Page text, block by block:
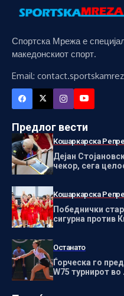
Спортска Мрежа е
македонскиот спорт.
Email:
Предлог вести
Кошаркарска
Дејан
чекор, сега
Кошаркарска
Победнички
сигурна против
Останато
Ѓорческа го
W75 турнирот во